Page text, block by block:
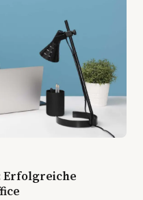
Erfolgreiche